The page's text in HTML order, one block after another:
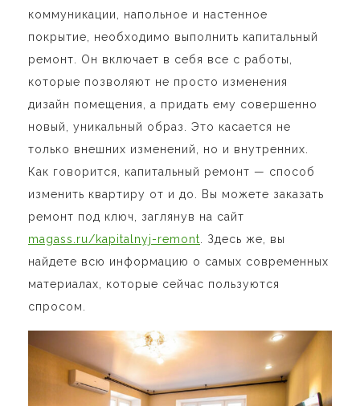
коммуникации, напольное и настенное
покрытие, необходимо выполнить капитальный
ремонт. Он включает в себя все с работы,
которые позволяют не просто изменения
дизайн помещения, а придать ему совершенно
новый, уникальный образ. Это касается не
только внешних изменений, но и внутренних.
Как говорится, капитальный ремонт — способ
изменить квартиру от и до. Вы можете заказать
ремонт под ключ, заглянув на сайт
magass.ru/kapitalnyj-remont . Здесь же, вы
найдете всю информацию о самых современных
материалах, которые сейчас пользуются
спросом.